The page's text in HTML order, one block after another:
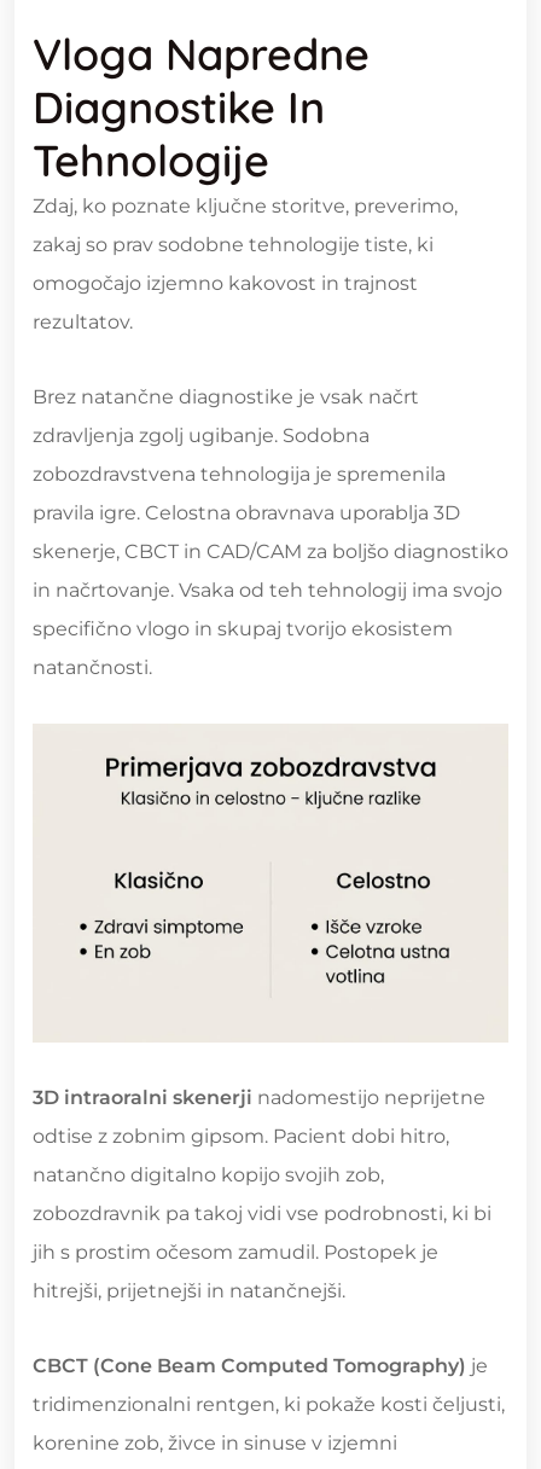
Vloga Napredne
Diagnostike In
Tehnologije
Zdaj, ko poznate ključne storitve, preverimo,
zakaj so prav sodobne tehnologije tiste, ki
omogočajo izjemno kakovost in trajnost
rezultatov.
Brez natančne diagnostike je vsak načrt
zdravljenja zgolj ugibanje. Sodobna
zobozdravstvena tehnologija je spremenila
pravila igre. Celostna obravnava uporablja 3D
skenerje, CBCT in CAD/CAM za boljšo diagnostiko
in načrtovanje. Vsaka od teh tehnologij ima svojo
specifično vlogo in skupaj tvorijo ekosistem
natančnosti.
3D intraoralni skenerji nadomestijo neprijetne
odtise z zobnim gipsom. Pacient dobi hitro,
natančno digitalno kopijo svojih zob,
zobozdravnik pa takoj vidi vse podrobnosti, ki bi
jih s prostim očesom zamudil. Postopek je
hitrejši, prijetnejši in natančnejši.
CBCT (Cone Beam Computed Tomography) je
tridimenzionalni rentgen, ki pokaže kosti čeljusti,
korenine zob, živce in sinuse v izjemni